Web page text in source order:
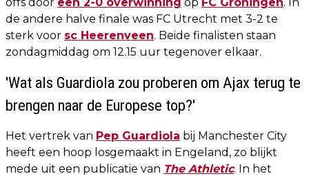
de andere halve finale was FC Utrecht met 3-2 te
sterk voor sc Heerenveen. Beide finalisten staan
zondagmiddag om 12.15 uur tegenover elkaar.
'Wat als Guardiola zou proberen om Ajax terug te
brengen naar de Europese top?'
Het vertrek van Pep Guardiola bij Manchester City
heeft een hoop losgemaakt in Engeland, zo blijkt
mede uit een publicatie van The Athletic. In het